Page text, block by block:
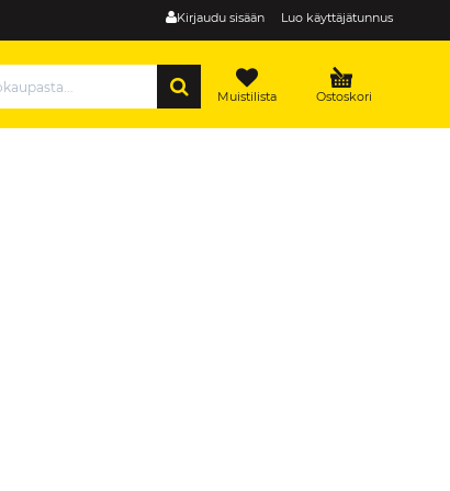
Kirjaudu sisään Luo käyttäjätunnus
Ostoskori
Muistilista